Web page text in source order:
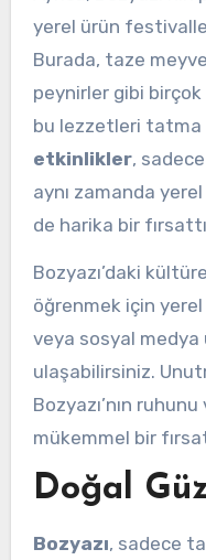
yerel ürün
Burada, taze
peynirler gibi
bu lezzetleri tatma
etkinlikler,
aynı zamanda
de harika bir
Bozyazı’daki
öğrenmek için
veya sosyal
ulaşabilirsiniz.
Bozyazı’nın
mükemmel bir
Doğal
Bozyazı, sadece